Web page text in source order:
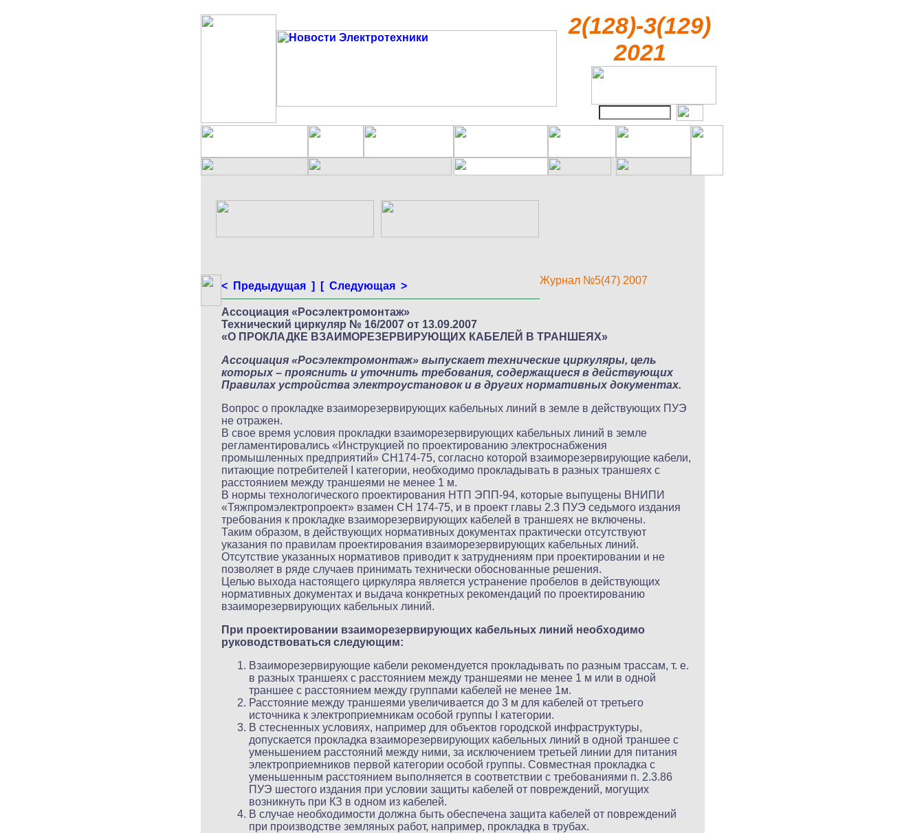
2(128)-3(129)
2021
< Предыдущая ] [ Следующая > Журнал №5(47) 2007
Ассоциация «Росэлектромонтаж»
Технический циркуляр № 16/2007 от 13.09.2007
«О ПРОКЛАДКЕ ВЗАИМОРЕЗЕРВИРУЮЩИХ КАБЕЛЕЙ В ТРАНШЕЯХ»
Ассоциация «Росэлектромонтаж» выпускает технические циркуляры, цель
которых – прояснить и уточнить требования, содержащиеся в действующих
Правилах устройства электроустановок и в других нормативных документах.
Вопрос о прокладке взаиморезервирующих кабельных линий в земле в действующих ПУЭ
не отражен.
В свое время условия прокладки взаиморезервирующих кабельных линий в земле
регламентировались «Инструкцией по проектированию электроснабжения
промышленных предприятий» СН174-75, согласно которой взаиморезервирующие кабели,
питающие потребителей I категории, необходимо прокладывать в разных траншеях с
расстоянием между траншеями не менее 1 м.
В нормы технологического проектирования НТП ЭПП-94, которые выпущены ВНИПИ
«Тяжпромэлектропроект» взамен СН 174-75, и в проект главы 2.3 ПУЭ седьмого издания
требования к прокладке взаиморезервирующих кабелей в траншеях не включены.
Таким образом, в действующих нормативных документах практически отсутствуют
указания по правилам проектирования взаиморезервирующих кабельных линий.
Отсутствие указанных нормативов приводит к затруднениям при проектировании и не
позволяет в ряде случаев принимать технически обоснованные решения.
Целью выхода настоящего циркуляра является устранение пробелов в действующих
нормативных документах и выдача конкретных рекомендаций по проектированию
взаиморезервирующих кабельных линий.
При проектировании взаиморезервирующих кабельных линий необходимо
руководствоваться следующим:
Взаиморезервирующие кабели рекомендуется прокладывать по разным трассам, т. е.
в разных траншеях с расстоянием между траншеями не менее 1 м или в одной
траншее с расстоянием между группами кабелей не менее 1м.
Расстояние между траншеями увеличивается до 3 м для кабелей от третьего
источника к электроприемникам особой группы I категории.
В стесненных условиях, например для объектов городской инфраструктуры,
допускается прокладка взаиморезервирующих кабельных линий в одной траншее с
уменьшением расстояний между ними, за исключением третьей линии для питания
электроприемников первой категории особой группы. Совместная прокладка с
уменьшенным расстоянием выполняется в соответствии с требованиями п. 2.3.86
ПУЭ шестого издания при условии защиты кабелей от повреждений, могущих
возникнуть при КЗ в одном из кабелей.
В случае необходимости должна быть обеспечена защита кабелей от повреждений
при производстве земляных работ, например, прокладка в трубах.